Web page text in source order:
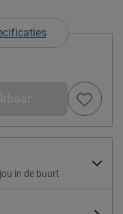
in de buurt